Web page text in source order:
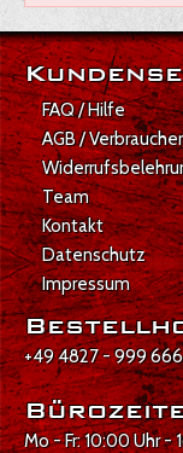
Anmelden
FAQ / Hilfe
AGB /
Team
Kontakt
Datenschutz
Impressum
+49 4827 - 999
Mo - Fr: 10:00 Uhr -